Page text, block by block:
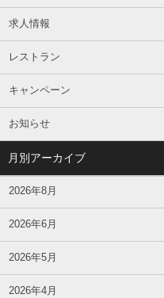
求人情報
レストラン
キャンペーン
お知らせ
月別アーカイブ
2026年8月
2026年6月
2026年5月
2026年4月